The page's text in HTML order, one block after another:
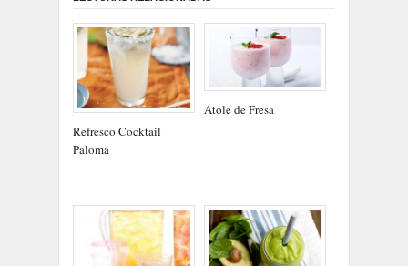
Refresco Cocktail
Paloma
Atole de Fresa